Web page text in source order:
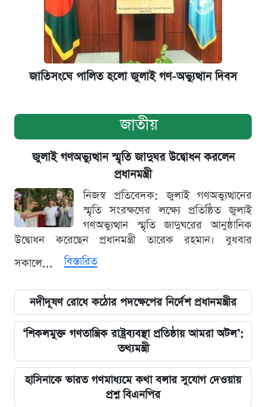
জাতিসংঘে পালিত হলো জুলাই গণ-অভ্যুত্থান দিবস
জাতীয়
জুলাই গণঅভ্যুত্থান স্মৃতি জাদুঘর উদ্বোধন করলেন
প্রধানমন্ত্রী
নিজস্ব প্রতিবেদক: জুলাই গণঅভ্যুত্থানের
স্মৃতি সংরক্ষণের লক্ষ্যে প্রতিষ্ঠিত জুলাই
গণঅভ্যুত্থান স্মৃতি জাদুঘরের আনুষ্ঠানিক
উদ্বোধন করেছেন প্রধানমন্ত্রী তারেক রহমান। বুধবার
সকালে...
বিস্তারিত
নদীদূষণ রোধে কঠোর পদক্ষেপের নির্দেশ প্রধানমন্ত্রীর
‘শিকলমুক্ত গণতান্ত্রিক রাষ্ট্রব্যবস্থা প্রতিষ্ঠায় আমরা অটল’:
তথ্যমন্ত্রী
হাসিনাকে ভারত গণমাধ্যমে কথা বলার সুযোগ দেওয়ায়
প্রশ্ন বিএনপির